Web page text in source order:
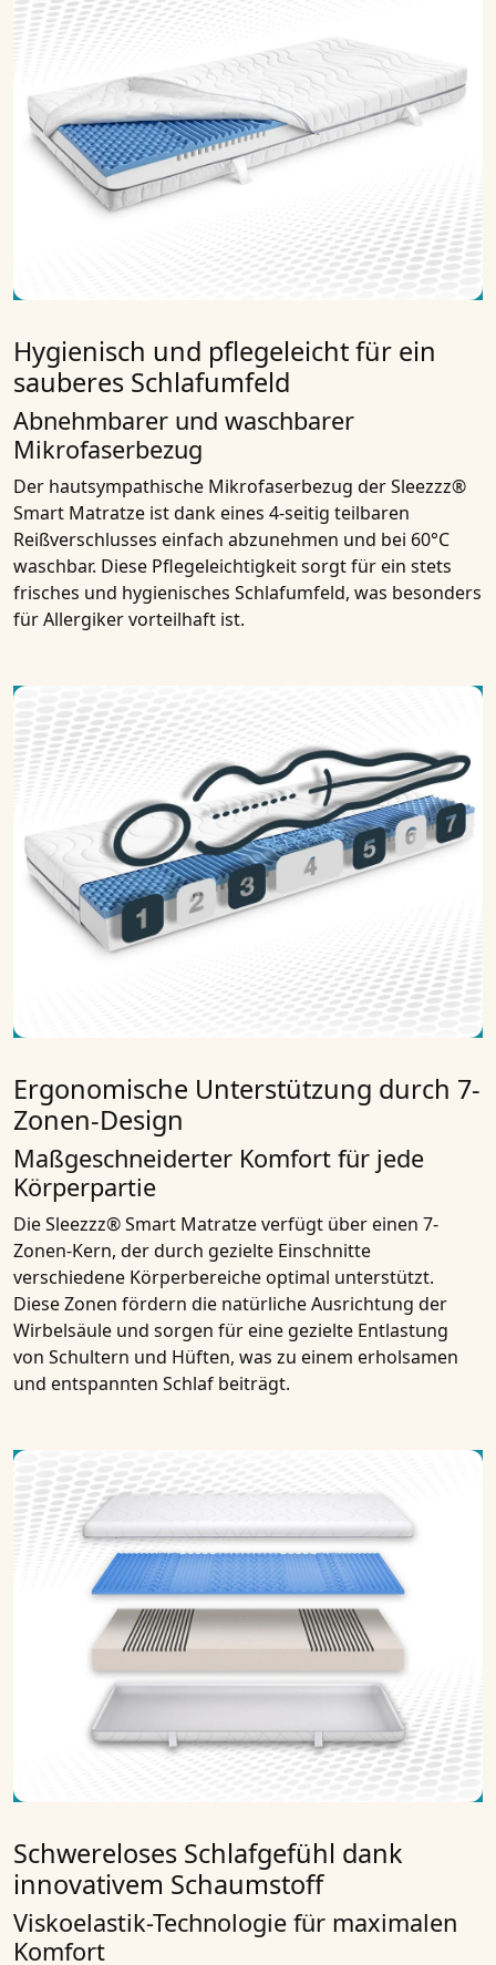
Hygienisch und pflegeleicht für ein
sauberes Schlafumfeld
Abnehmbarer und waschbarer
Mikrofaserbezug
Der hautsympathische Mikrofaserbezug der Sleezzz®
Smart Matratze ist dank eines 4-seitig teilbaren
Reißverschlusses einfach abzunehmen und bei 60°C
waschbar. Diese Pflegeleichtigkeit sorgt für ein stets
frisches und hygienisches Schlafumfeld, was besonders
für Allergiker vorteilhaft ist.
Ergonomische Unterstützung durch 7-
Zonen-Design
Maßgeschneiderter Komfort für jede
Körperpartie
Die Sleezzz® Smart Matratze verfügt über einen 7-
Zonen-Kern, der durch gezielte Einschnitte
verschiedene Körperbereiche optimal unterstützt.
Diese Zonen fördern die natürliche Ausrichtung der
Wirbelsäule und sorgen für eine gezielte Entlastung
von Schultern und Hüften, was zu einem erholsamen
und entspannten Schlaf beiträgt.
Schwereloses Schlafgefühl dank
innovativem Schaumstoff
Viskoelastik-Technologie für maximalen
Komfort